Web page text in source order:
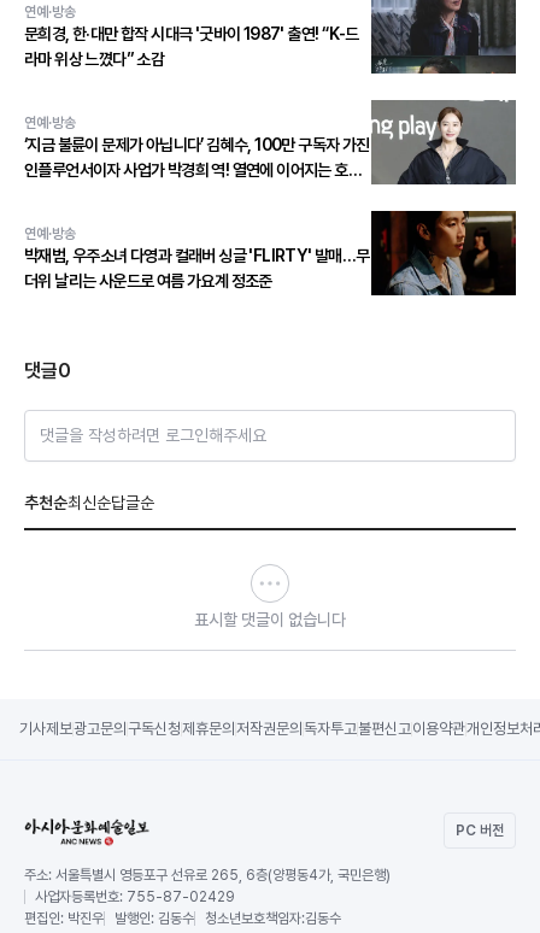
연예·방송
문희경, 한·대만 합작 시대극 '굿바이 1987' 출연! “K-드
라마 위상 느꼈다” 소감
연예·방송
‘지금 불륜이 문제가 아닙니다’ 김혜수, 100만 구독자 가진
인플루언서이자 사업가 박경희 역! 열연에 이어지는 호평
연예·방송
박재범, 우주소녀 다영과 컬래버 싱글 'FLIRTY' 발매…무
더위 날리는 사운드로 여름 가요계 정조준
댓글0
댓글을 작성하려면 로그인해주세요
추천순최신순답글순
표시할 댓글이 없습니다
기사제보광고문의 구독신청제휴문의 저작권문의 독자투고불편신고이용약관개인정보처
PC 버전
주소: 서울특별시 영등포구 선유로 265, 6층(양평동4가, 국민은행)
사업자등록번호: 755-87-02429
편집인: 박진우 발행인: 김동수 청소년보호책임자:김동수